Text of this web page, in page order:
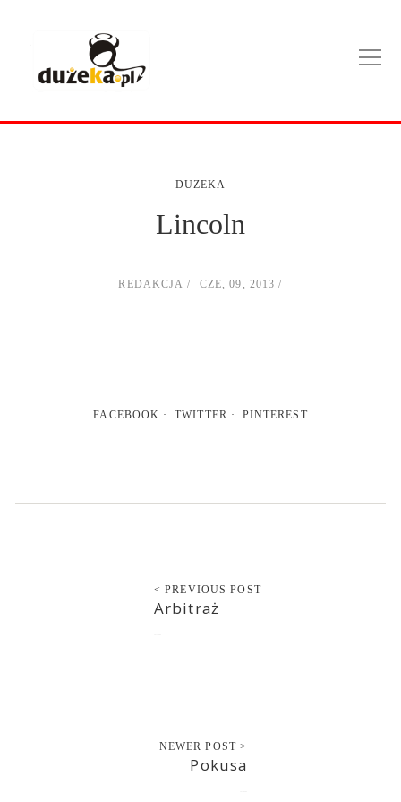
DUZEKA
Lincoln
REDAKCJA CZE, 09, 2013
FACEBOOK TWITTER PINTEREST
< PREVIOUS POST
Arbitraż
NEWER POST >
Pokusa